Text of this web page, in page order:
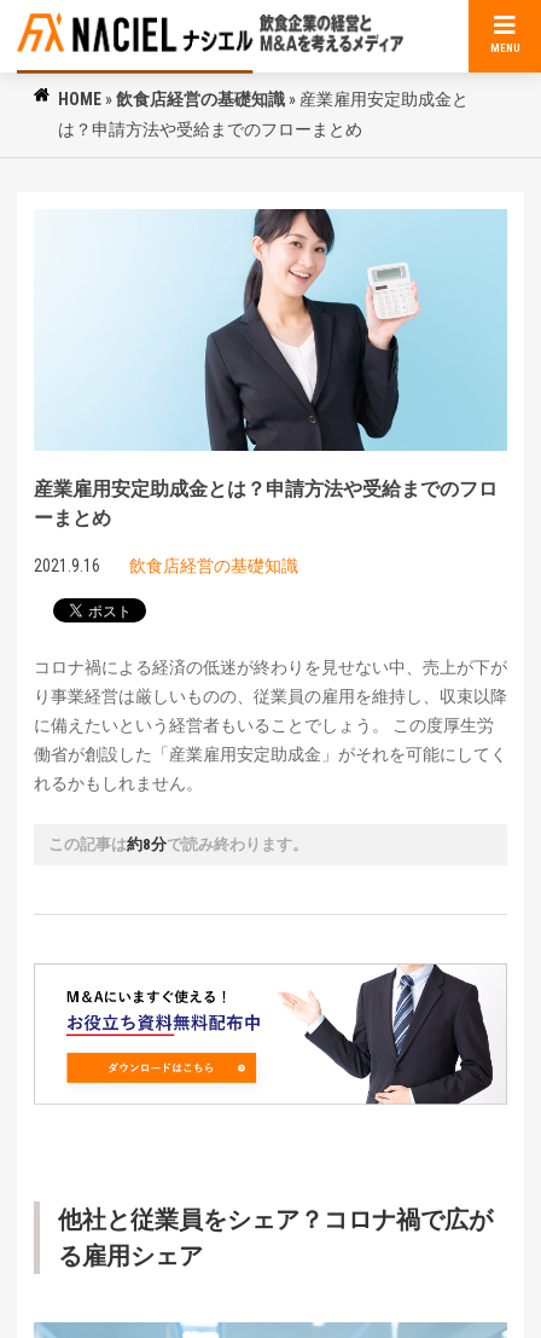
MENU
HOME »飲食店経営の基礎知識 » 産業雇用安定助成金と
は？申請方法や受給までのフローまとめ
産業雇用安定助成金とは？申請方法や受給までのフロ
ーまとめ
2021.9.16 飲食店経営の基礎知識
コロナ禍による経済の低迷が終わりを見せない中、売上が下が
り事業経営は厳しいものの、従業員の雇用を維持し、収束以降
に備えたいという経営者もいることでしょう。 この度厚生労
働省が創設した「産業雇用安定助成金」がそれを可能にしてく
れるかもしれません。
この記事は約8分で読み終わります。
他社と従業員をシェア？コロナ禍で広が
る雇用シェア